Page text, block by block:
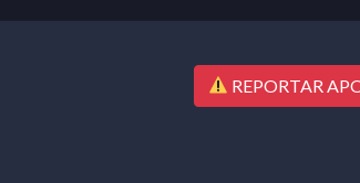
REPORTAR